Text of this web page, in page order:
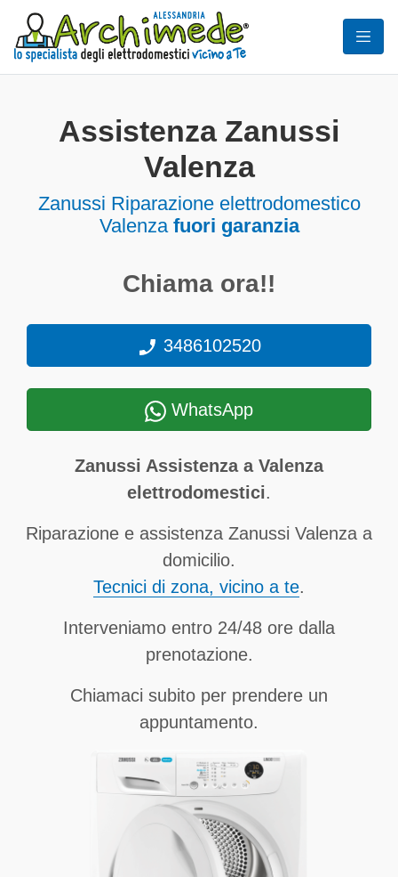
Assistenza Zanussi
Valenza
Zanussi Riparazione elettrodomestico
Valenza fuori garanzia
Chiama ora!!
3486102520
WhatsApp
Zanussi Assistenza a Valenza
elettrodomestici.
Riparazione e assistenza Zanussi Valenza a
domicilio.
Tecnici di zona, vicino a te.
Interveniamo entro 24/48 ore dalla
prenotazione.
Chiamaci subito per prendere un
appuntamento.